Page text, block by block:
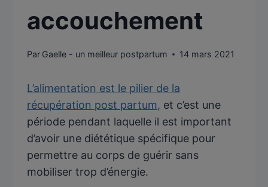
accouchement
Par Gaelle - un meilleur postpartum 14 mars 2021
L’alimentation est le pilier de la
récupération post partum, et c’est une
période pendant laquelle il est important
d’avoir une diététique spécifique pour
permettre au corps de guérir sans
mobiliser trop d’énergie.